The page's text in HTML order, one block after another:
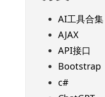
AI工具合集
AJAX
API接口
Bootstrap
c#